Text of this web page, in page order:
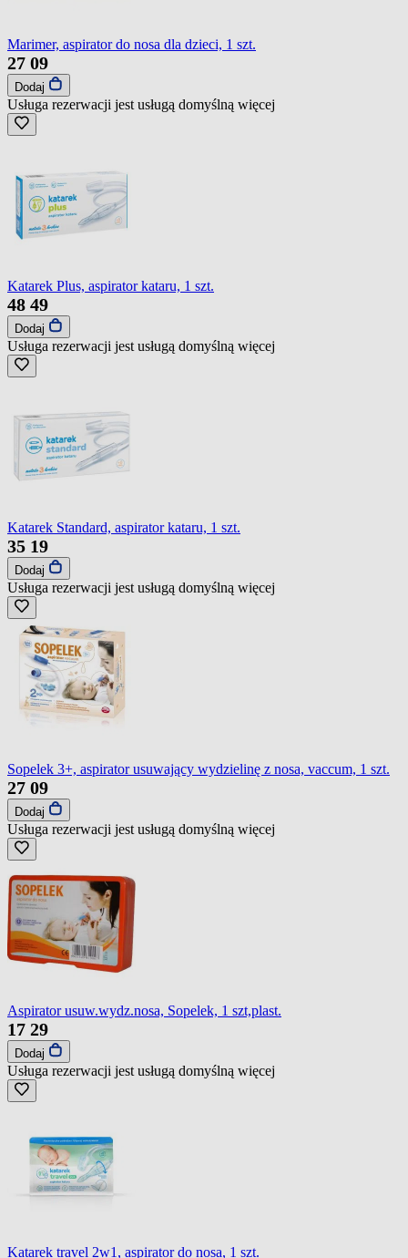
Marimer, aspirator do nosa dla dzieci, 1 szt.
27 09
Dodaj
Usługa rezerwacji jest usługą domyślną więcej
Katarek Plus, aspirator kataru, 1 szt.
48 49
Dodaj
Usługa rezerwacji jest usługą domyślną więcej
Katarek Standard, aspirator kataru, 1 szt.
35 19
Dodaj
Usługa rezerwacji jest usługą domyślną więcej
Sopelek 3+, aspirator usuwający wydzielinę z nosa, vaccum, 1 szt.
27 09
Dodaj
Usługa rezerwacji jest usługą domyślną więcej
Aspirator usuw.wydz.nosa, Sopelek, 1 szt,plast.
17 29
Dodaj
Usługa rezerwacji jest usługą domyślną więcej
Katarek travel 2w1, aspirator do nosa, 1 szt.